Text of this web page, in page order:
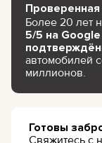
Проверенная
Более 20 лет
5/5 на
автомобилей
миллионов.
Готовы
Свяжитесь с